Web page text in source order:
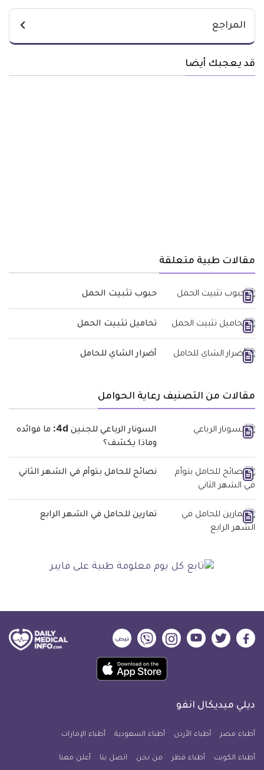
المراجع
قد يعجبك أيضا
مقالات طبية متعلقة
حبوب تثبيت الحمل
تحاميل تثبيت الحمل
أضرار الشاي للحامل
مقالات من التصنيف رعاية الحوامل
السونار الرباعي للجنين 4d: ما فوائده
وماذا يكشف؟
نصائح للحامل بتوأم في الشهر الثاني
تمارين للحامل في الشهر الرابع
ديلي
فيسبوك
ديلي
تويتر
ديلي
ميديكال
يوتيوب
ديلي
ميديكال
انفو
ديلي
ميديكال
انفو
ديلي
ميديكال
انفو
حمل
تطبيق
معلومة
للآيفون
ديلي ميديكال انفو
أطباء مصر أطباء الأردن أطباء السعودية أطباء الإمارات
أطباء الكويت أطباء قطر من نحن اتصل بنا أعلن معنا